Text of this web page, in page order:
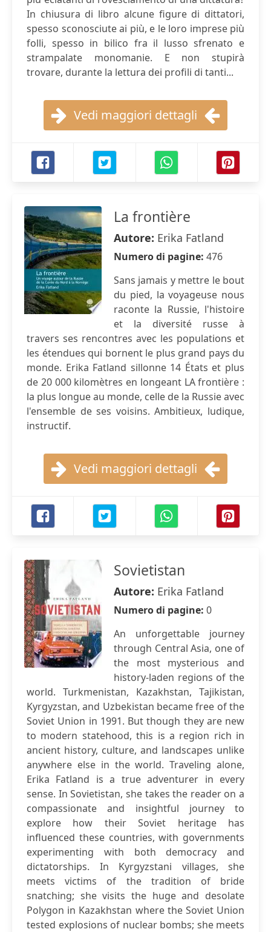
In chiusura di libro alcune figure di dittatori,
spesso sconosciute ai più, e le loro imprese più
folli, spesso in bilico fra il lusso sfrenato e
strampalate monomanie. E non stupirà
trovare, durante la lettura dei profili di tanti...
Vedi maggiori dettagli
La frontière
Autore: Erika Fatland
Numero di pagine: 476
Sans jamais y mettre le bout
du pied, la voyageuse nous
raconte la Russie, l'histoire
et la diversité russe à
travers ses rencontres avec les populations et
les étendues qui bornent le plus grand pays du
monde. Erika Fatland sillonne 14 États et plus
de 20 000 kilomètres en longeant LA frontière :
la plus longue au monde, celle de la Russie avec
l'ensemble de ses voisins. Ambitieux, ludique,
instructif.
Vedi maggiori dettagli
Sovietistan
Autore: Erika Fatland
Numero di pagine: 0
An unforgettable journey
through Central Asia, one of
the most mysterious and
history-laden regions of the
world. Turkmenistan, Kazakhstan, Tajikistan,
Kyrgyzstan, and Uzbekistan became free of the
Soviet Union in 1991. But though they are new
to modern statehood, this is a region rich in
ancient history, culture, and landscapes unlike
anywhere else in the world. Traveling alone,
Erika Fatland is a true adventurer in every
sense. In Sovietistan, she takes the reader on a
compassionate and insightful journey to
explore how their Soviet heritage has
influenced these countries, with governments
experimenting with both democracy and
dictatorships. In Kyrgyzstani villages, she
meets victims of the tradition of bride
snatching; she visits the huge and desolate
Polygon in Kazakhstan where the Soviet Union
tested explosions of nuclear bombs; she meets